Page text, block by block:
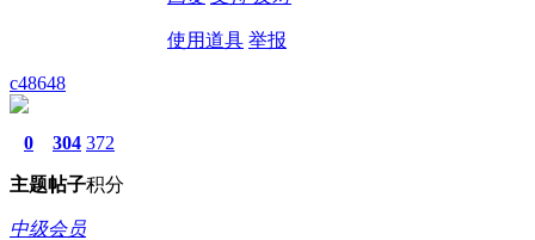
使用道具 举报
c48648
0
主题
304
帖子
372
积分
中级会员